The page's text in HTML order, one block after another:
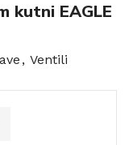
kutni EAGLE
, Ventili